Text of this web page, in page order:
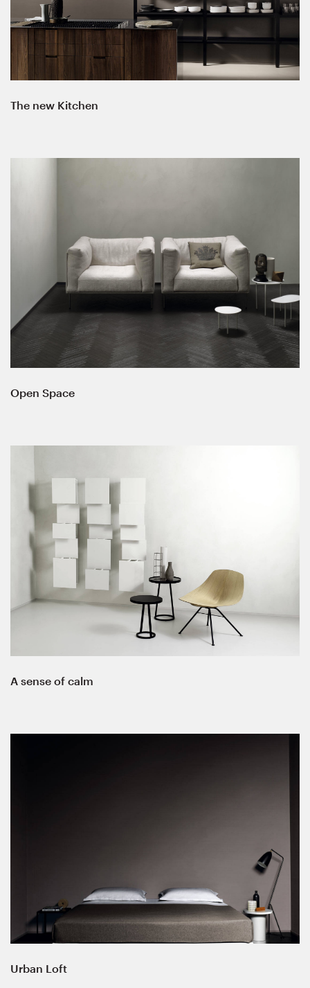
The new Kitchen
Open Space
A sense of calm
Urban Loft